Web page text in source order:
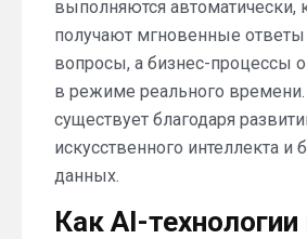
выполняются автоматически,
получают мгновенные ответы
вопросы, а бизнес-процессы
в режиме реального
существует благодаря
искусственного интеллекта и
данных.
Как AI-